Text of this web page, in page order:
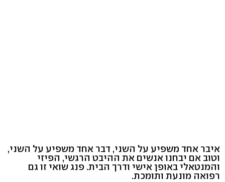
איבר אחד משפיע על השני, דבר אחד משפיע על השני,
וטוב אם יבחנו אנשים את ההיבט הרגשי, הפיזי
והמנטאלי באופן אישי ודרך הבית. פנג שואי זו גם
רפואה מונעת ותומכת.